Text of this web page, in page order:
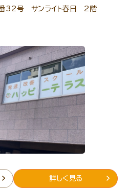
番32号 サンライト春日 2階
詳しく見る